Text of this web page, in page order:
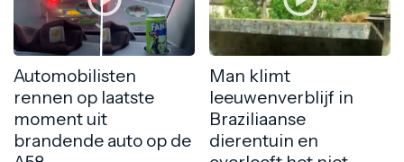
Automobilisten
rennen op laatste
moment uit
brandende auto op de
Man klimt
leeuwenverblijf in
Braziliaanse
dierentuin en